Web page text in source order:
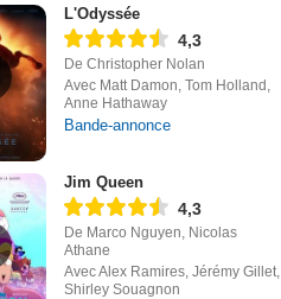
L'Odyssée
4,3
De Christopher Nolan
Avec Matt Damon, Tom Holland,
Anne Hathaway
Bande-annonce
Jim Queen
4,3
De Marco Nguyen, Nicolas
Athane
Avec Alex Ramires, Jérémy Gillet,
Shirley Souagnon